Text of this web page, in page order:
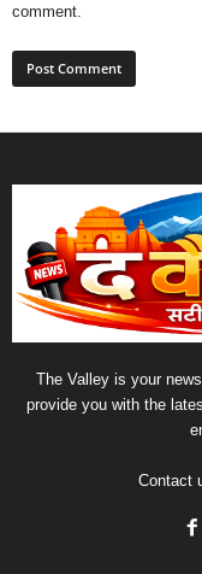
comment.
The Valley is your
provide you with the
Contact